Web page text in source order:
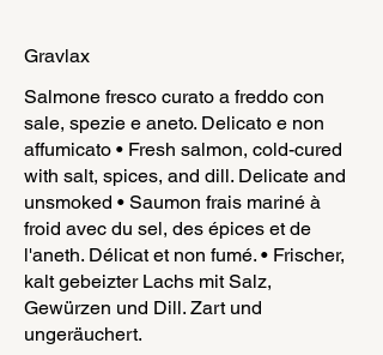
Gravlax
Salmone fresco curato a freddo con
sale, spezie e aneto. Delicato e non
affumicato • Fresh salmon, cold-cured
with salt, spices, and dill. Delicate and
unsmoked • Saumon frais mariné à
froid avec du sel, des épices et de
l'aneth. Délicat et non fumé. • Frischer,
kalt gebeizter Lachs mit Salz,
Gewürzen und Dill. Zart und
ungeräuchert.